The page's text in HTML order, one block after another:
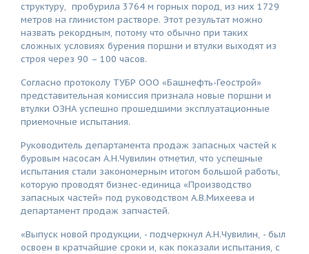
структуру, пробурила 3764 м горных пород, из них 1729
метров на глинистом растворе. Этот результат можно
назвать рекордным, потому что обычно при таких
сложных условиях бурения поршни и втулки выходят из
строя через 90 – 100 часов.
Согласно протоколу ТУБР ООО «Башнефть-Геострой»
представительная комиссия признала новые поршни и
втулки ОЗНА успешно прошедшими эксплуатационные
приемочные испытания.
Руководитель департамента продаж запасных частей к
буровым насосам А.Н.Чувилин отметил, что успешные
испытания стали закономерным итогом большой работы,
которую проводят бизнес-единица «Производство
запасных частей» под руководством А.В.Михеева и
департамент продаж запчастей.
«Выпуск новой продукции, - подчеркнул А.Н.Чувилин, - был
освоен в кратчайшие сроки и, как показали испытания, с